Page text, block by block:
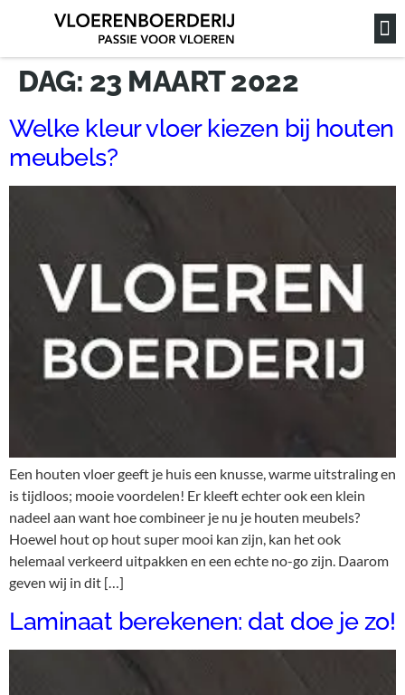
DAG: 23 MAART 2022
Welke kleur vloer kiezen bij houten
meubels?
Een houten vloer geeft je huis een knusse, warme uitstraling en
is tijdloos; mooie voordelen! Er kleeft echter ook een klein
nadeel aan want hoe combineer je nu je houten meubels?
Hoewel hout op hout super mooi kan zijn, kan het ook
helemaal verkeerd uitpakken en een echte no-go zijn. Daarom
geven wij in dit […]
Laminaat berekenen: dat doe je zo!